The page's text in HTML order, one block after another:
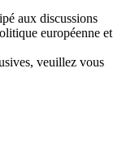
aux discussions
européenne et
veuillez vous